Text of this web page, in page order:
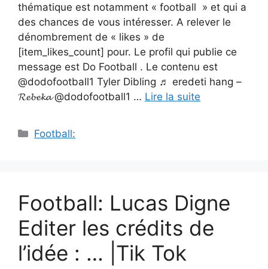
thématique est notamment « football » et qui a
des chances de vous intéresser. A relever le
dénombrement de « likes » de
[item_likes_count] pour. Le profil qui publie ce
message est Do Football . Le contenu est
@dodofootball1 Tyler Dibling ♬ eredeti hang –
𝓡𝓮𝓫𝓮𝓴𝓪 @dodofootball1 … Lire la suite
Catégories
Football:
Football: Lucas Digne
Editer les crédits de
l’idée : … |Tik Tok